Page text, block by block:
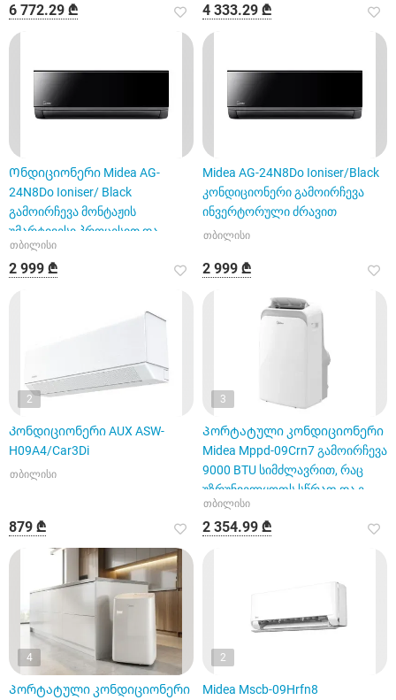
6 772.29 ₾ 4 333.29 ₾
Ონდიციონერი Midea AG-
24N8Do Ioniser/ Black
გამოირჩევა მონტაჟის
უმარტივესი პროცესით და
მაღალტექნოლოგი
თბილისი
2 999 ₾
Midea AG-24N8Do Ioniser/Black
კონდიციონერი გამოირჩევა
ინვერტორული ძრავით
თბილისი
2 999 ₾
2
Კონდიციონერი AUX ASW-
H09A4/Car3Di
თბილისი
879 ₾
3
Პორტატული კონდიციონერი
Midea Mppd-09Crn7 გამოირჩევა
9000 BTU სიმძლავრით, რაც
უზრუნველყოფს სწრაფ და ე
თბილისი
2 354.99 ₾
4
Პორტატული კონდიციონერი
2
Midea Mscb-09Hrfn8